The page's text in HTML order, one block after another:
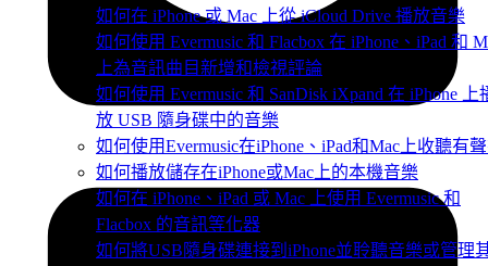
如何在 iPhone 或 Mac 上從 iCloud Drive 播放音樂
如何使用 Evermusic 和 Flacbox 在 iPhone、iPad 和
上為音訊曲目新增和檢視評論
如何使用 Evermusic 和 SanDisk iXpand 在 iPhone 上
放 USB 隨身碟中的音樂
如何使用Evermusic在iPhone、iPad和Mac上收聽有
如何播放儲存在iPhone或Mac上的本機音樂
如何在 iPhone、iPad 或 Mac 上使用 Evermusic 和
Flacbox 的音訊等化器
如何將USB隨身碟連接到iPhone並聆聽音樂或管理